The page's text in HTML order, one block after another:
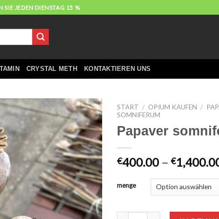
SIE JEDEN DIENSTAG 15 %
CRYSTAL METH KONTAKTIEREN UNS
START / OPIUM KAUFEN /
SOMNIFERUM
Papaver
€400.00 – €
menge
Papaver somniferum Menge